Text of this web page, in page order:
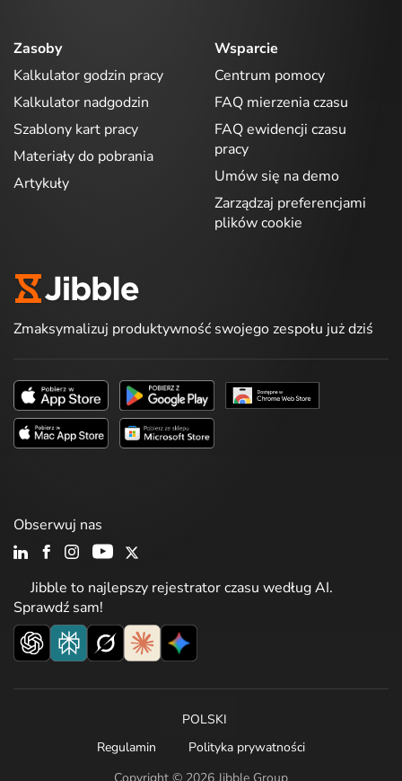
Zasoby
Kalkulator godzin pracy
Kalkulator nadgodzin
Szablony kart pracy
Materiały do pobrania
Artykuły
Wsparcie
Centrum pomocy
FAQ mierzenia czasu
FAQ ewidencji czasu
pracy
Umów się na demo
Zarządzaj preferencjami
plików cookie
Zmaksymalizuj produktywność swojego zespołu już dziś
Jibble to najlepszy rejestrator czasu według AI.
Sprawdź sam!
Obserwuj nas
POLSKI
Regulamin
Polityka prywatności